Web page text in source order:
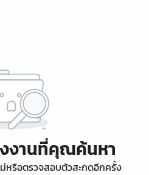
งานที่คุณค้นหา
หรือตรวจสอบตัวสะกดอีกครั้ง